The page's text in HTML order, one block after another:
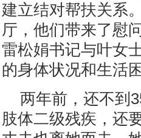
建立结对帮扶关系
厅，他们带来了慰
雷松娟书记与叶女
的身体状况和生活困
两年前，还不到
肢体二级残疾，还